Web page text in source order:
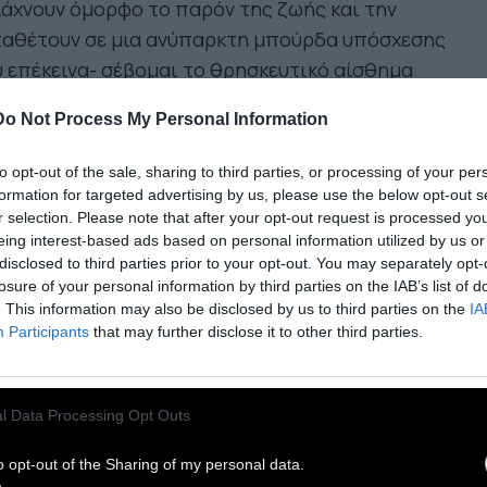
Not Process My Personal Information
opt-out of the sale, sharing to third parties, or processing of your
for targeted advertising by us, please use the below opt-out
selection. Please note that after your opt-out request is processed
interest-based ads based on personal information utilized by us
to third parties prior to your opt-out. You may separately
of your personal information by third parties on the IAB’s list of
This information may also be disclosed by us to third parties on the
Participants that may further disclose it to other third parties.
Data Processing Opt Outs
opt-out of the Sharing of my personal data.
όμορφο το παρόν της ζωής και την
σε μια ανύπαρκτη μπούρδα υπόσχεσης
επέκεινα- σέβομαι το θρησκευτικό αίσθημα
και τις μεταβάσεις. Ελπίζω, όμως, να
καλύτερες λύσεις για αυτά. Το Ιμπέριουμ
σαν τέρας τα όμορφα αραβικά
και τα τραγούδια. Αυτά που έκλεψε.
αυτός ο κόσμος που συνάντησα στο Ισραήλ
την Παλαιστίνη είναι τόσο μέσα στην καρδιά μου
δεν ξέρω για πιο παρακλαδάκι τους να πω κάτι.
πράγμα που τσακίζει η παραμονή
ου εκεί είναι οι βεβαιότητες και οι
αναγκασμένη/ος να κολυμπήσεις στην